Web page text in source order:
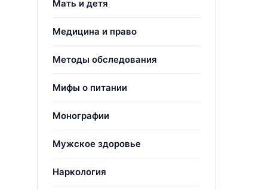
Мать и детя
Медицина и право
Методы обследования
Мифы о питании
Монографии
Мужское здоровье
Наркология